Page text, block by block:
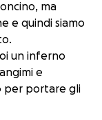
ma
e quindi siamo
un inferno
e
per portare gli